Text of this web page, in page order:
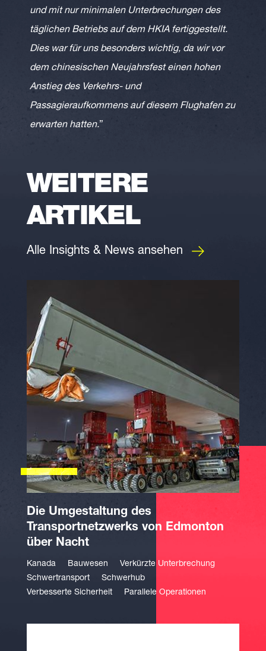
und mit nur minimalen Unterbrechungen des
täglichen Betriebs auf dem HKIA fertiggestellt.
Dies war für uns besonders wichtig, da wir vor
dem chinesischen Neujahrsfest einen hohen
Anstieg des Verkehrs- und
Passagieraufkommens auf diesem Flughafen zu
erwarten hatten.”
WEITERE
ARTIKEL
Alle Insights & News ansehen
Die Umgestaltung des
Transportnetzwerks von Edmonton
über Nacht
Kanada Bauwesen
Verkürzte Unterbrechung
Schwertransport
Schwerhub
Verbesserte Sicherheit
Parallele Operationen